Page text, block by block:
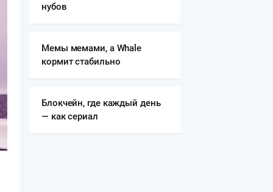
нубов
Мемы мемами, а Whale
кормит стабильно
Блокчейн, где каждый день
— как сериал